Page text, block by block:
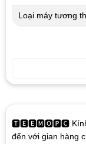
🆃🅴🅴🅼🅾🅿🅲 Kính
đến với gian hàng
Loại máy tương